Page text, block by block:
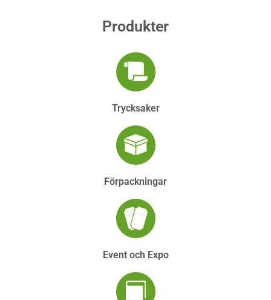
Produkter
Trycksaker
Förpackningar
Event och Expo